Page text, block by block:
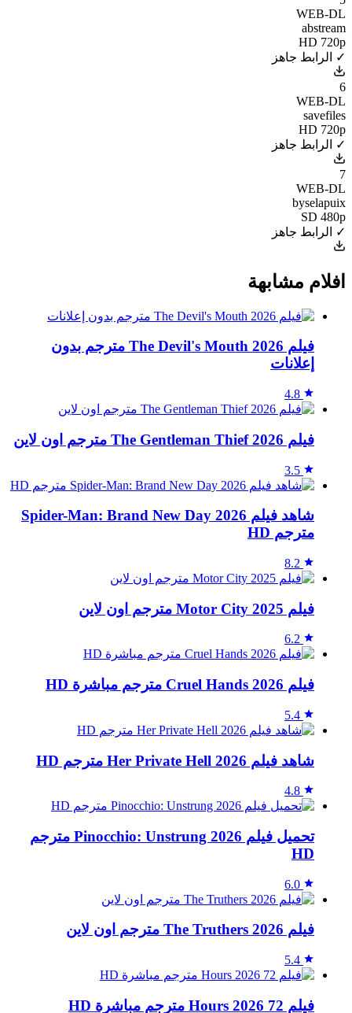
WEB-DL
abstream
HD 720p
✓ الرابط جاهز
6
WEB-DL
savefiles
HD 720p
✓ الرابط جاهز
7
WEB-DL
byselapuix
SD 480p
✓ الرابط جاهز
افلام مشابهة
فيلم The Devil's Mouth 2026 مترجم بدون
إعلانات
4.8
فيلم The Gentleman Thief 2026 مترجم اون لاين
3.5
شاهد فيلم Spider-Man: Brand New Day 2026
مترجم HD
8.2
فيلم Motor City 2025 مترجم اون لاين
6.2
فيلم Cruel Hands 2026 مترجم مباشرة HD
5.4
شاهد فيلم Her Private Hell 2026 مترجم HD
4.8
تحميل فيلم Pinocchio: Unstrung 2026 مترجم
HD
6.0
فيلم The Truthers 2026 مترجم اون لاين
5.4
فيلم 72 Hours 2026 مترجم مباشرة HD